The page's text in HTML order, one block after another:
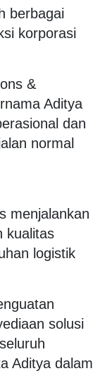
berbagai
korporasi
&
Aditya
dan
normal
menjalankan
kualitas
logistik
solusi
Aditya dalam